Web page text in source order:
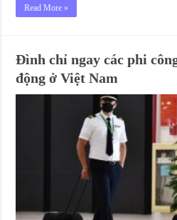
Read More »
Đình chỉ ngay các phi
động ở Việt Nam